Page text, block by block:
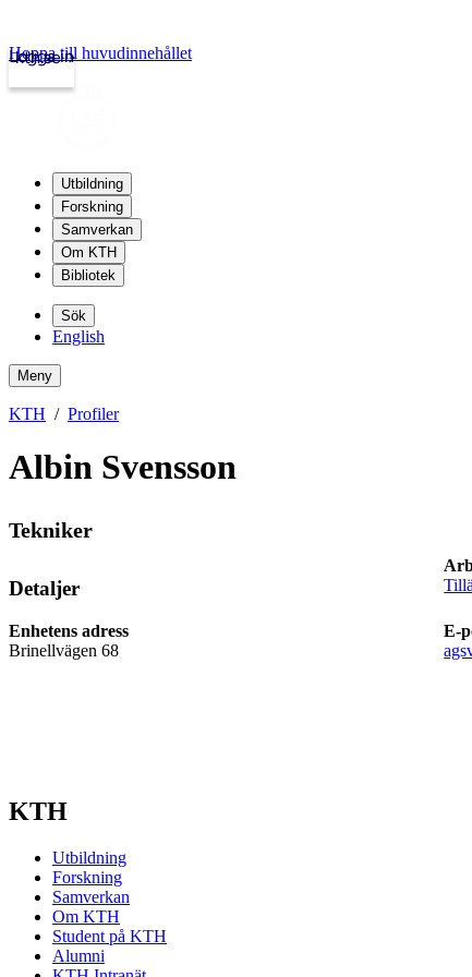
kth.se
Logga in
Hoppa till huvudinnehållet
Utbildning
Forskning
Samverkan
Om KTH
Bibliotek
Sök
English
Meny
KTH Profiler
Albin Svensson
Tekniker
Detaljer
Enhetens adress
Brinellvägen 68
E-
KTH
Utbildning
Forskning
Samverkan
Om KTH
Student på KTH
Alumni